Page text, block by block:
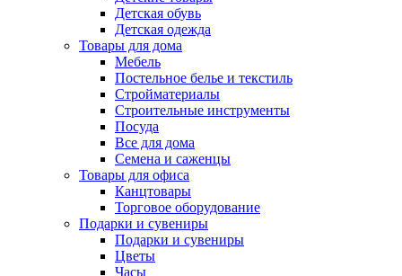
Детская обувь
Детская одежда
Товары для дома
Мебель
Постельное белье и текстиль
Стройматериалы
Строительные инструменты
Посуда
Все для дома
Семена и саженцы
Товары для офиса
Канцтовары
Торговое оборудование
Подарки и сувениры
Подарки и сувениры
Цветы
Часы